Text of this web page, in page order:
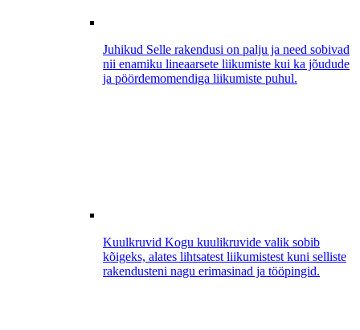
Juhikud Selle rakendusi on palju ja need sobivad
nii enamiku lineaarsete liikumiste kui ka jõudude
ja pöördemomendiga liikumiste puhul.
Kuulkruvid Kogu kuulikruvide valik sobib
kõigeks, alates lihtsatest liikumistest kuni selliste
rakendusteni nagu erimasinad ja tööpingid.